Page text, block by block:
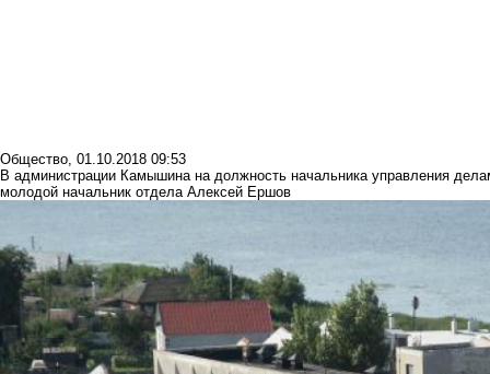
Общество, 01.10.2018 09:53
В администрации Камышина на должность начальника управления
молодой начальник отдела Алексей Ершов